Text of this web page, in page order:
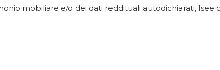
mobiliare e/o dei dati reddituali autodichiarati,